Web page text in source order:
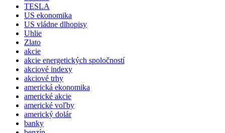
TESLA
US ekonomika
US vládne dlhopisy
Uhlie
Zlato
akcie
akcie energetických spoločností
akciové indexy
akciové trhy
americká ekonomika
americké akcie
americké voľby
americký dolár
banky